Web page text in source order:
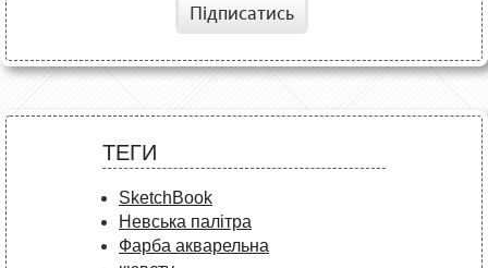
Підписатись
ТЕГИ
SketchBook
Невська палітра
Фарба акварельна